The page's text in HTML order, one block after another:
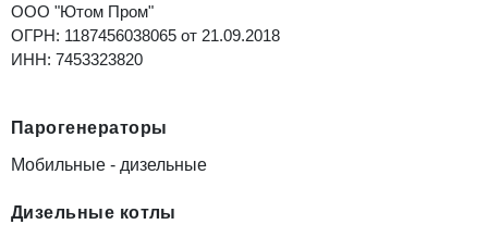
ООО "Ютом Пром"
ОГРН: 1187456038065 от 21.09.2018
ИНН: 7453323820
Парогенераторы
Мобильные - дизельные
Дизельные котлы